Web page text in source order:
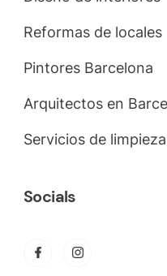
Reformas de locales
Pintores Barcelona
Arquitectos en
Servicios de limpieza
Socials